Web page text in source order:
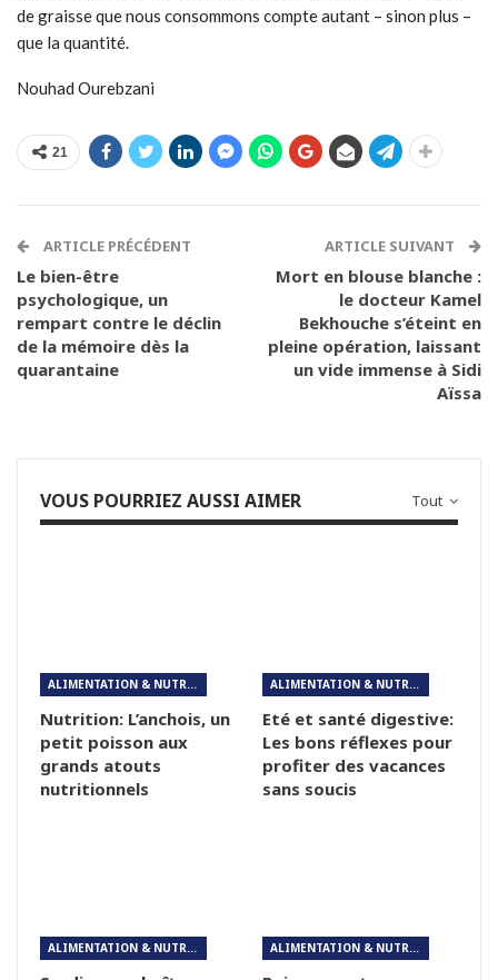
de graisse que nous consommons compte autant – sinon plus –
que la quantité.
Nouhad Ourebzani
21
ARTICLE PRÉCÉDENT
Le bien-être
psychologique, un
rempart contre le déclin
de la mémoire dès la
quarantaine
ARTICLE SUIVANT
Mort en blouse blanche :
le docteur Kamel
Bekhouche s’éteint en
pleine opération, laissant
un vide immense à Sidi
Aïssa
Tout
VOUS POURRIEZ AUSSI AIMER
ALIMENTATION & NUTRITION
Nutrition: L’anchois, un
petit poisson aux
grands atouts
nutritionnels
ALIMENTATION & NUTRITION
Eté et santé digestive:
Les bons réflexes pour
profiter des vacances
sans soucis
ALIMENTATION & NUTRITION ALIMENTATION & NUTRITION